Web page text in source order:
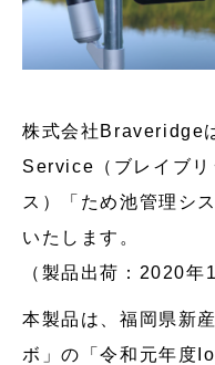
株式会社Braveridge
Service（ブレイブリ
ス）「ため池管理シ
いたします。
（製品出荷：2020年
本製品は、福岡県新
ボ」の「令和元年度